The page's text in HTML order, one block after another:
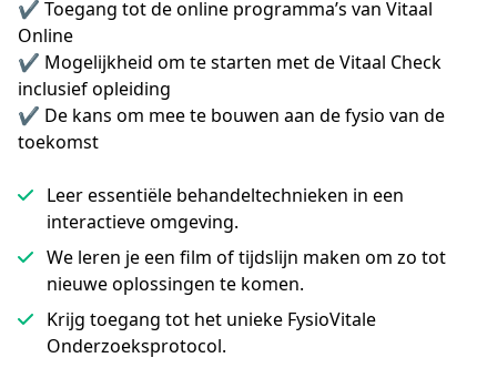
✔️ Toegang tot de online programma’s van Vitaal
Online
✔️ Mogelijkheid om te starten met de Vitaal Check
inclusief opleiding
✔️ De kans om mee te bouwen aan de fysio van de
toekomst
Leer essentiële behandeltechnieken in een
interactieve omgeving.
We leren je een film of tijdslijn maken om zo tot
nieuwe oplossingen te komen.
Krijg toegang tot het unieke FysioVitale
Onderzoeksprotocol.